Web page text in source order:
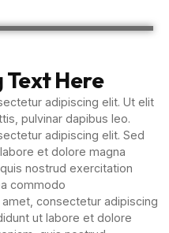
Text Here
adipiscing elit. Ut elit
pulvinar dapibus leo.
adipiscing elit. Sed
et dolore magna
nostrud exercitation
commodo
consectetur adipiscing
ut labore et dolore